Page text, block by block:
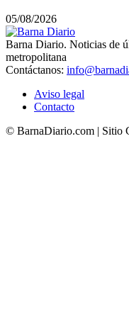
05/08/2026
Barna Diario. Noticias de
metropolitana
Contáctanos:
Aviso legal
Contacto
© BarnaDiario.com | Sitio